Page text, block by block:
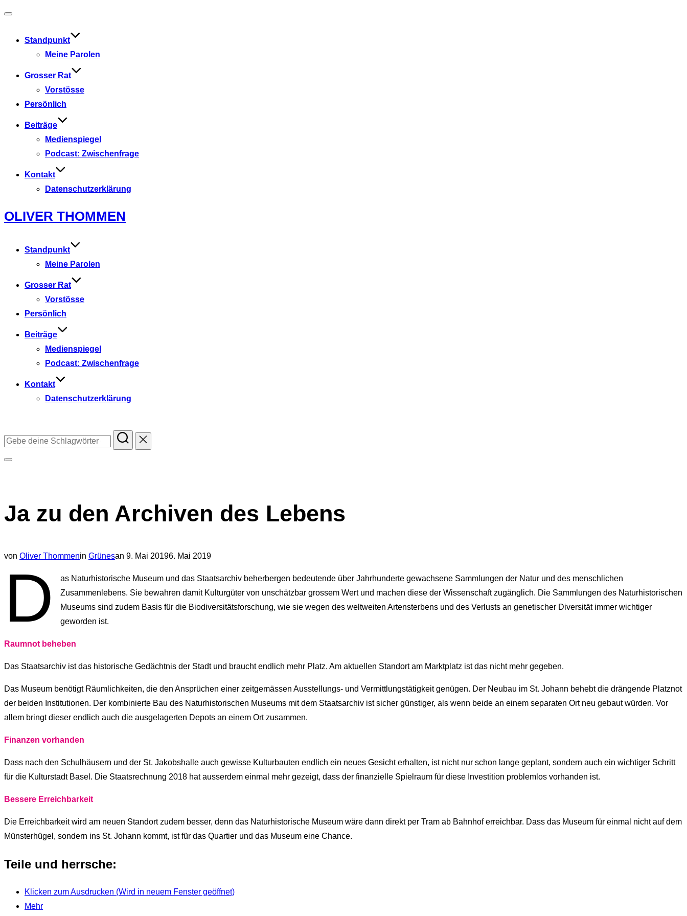
Standpunkt
Meine Parolen
Grosser Rat
Vorstösse
Persönlich
Beiträge
Medienspiegel
Podcast: Zwischenfrage
Kontakt
Datenschutzerklärung
Zum
Inhalt
OLIVER THOMMEN
Standpunkt
Meine Parolen
Grosser Rat
Vorstösse
Persönlich
Beiträge
Medienspiegel
Podcast: Zwischenfrage
Kontakt
Datenschutzerklärung
Suchen
umschalten
Ja zu den Archiven des Lebens
von Oliver Thommenin Grünesan Veröffentlicht
9. Mai 20196. Mai 2019
D
as Naturhistorische Museum und das Staatsarchiv beherbergen bedeutende über Jahrhunderte gewachsene Sammlungen der Natur und des menschlichen
Zusammenlebens. Sie bewahren damit Kulturgüter von unschätzbar grossem Wert und machen diese der Wissenschaft zugänglich. Die Sammlungen des Naturhistorischen
Museums sind zudem Basis für die Biodiversitätsforschung, wie sie wegen des weltweiten Artensterbens und des Verlusts an genetischer Diversität immer wichtiger
geworden ist.
Raumnot beheben
Das Staatsarchiv ist das historische Gedächtnis der Stadt und braucht endlich mehr Platz. Am aktuellen Standort am Marktplatz ist das nicht mehr gegeben.
Das Museum benötigt Räumlichkeiten, die den Ansprüchen einer zeitgemässen Ausstellungs- und Vermittlungstätigkeit genügen. Der Neubau im St. Johann behebt die drängende Platznot
der beiden Institutionen. Der kombinierte Bau des Naturhistorischen Museums mit dem Staatsarchiv ist sicher günstiger, als wenn beide an einem separaten Ort neu gebaut würden. Vor
allem bringt dieser endlich auch die ausgelagerten Depots an einem Ort zusammen.
Finanzen vorhanden
Dass nach den Schulhäusern und der St. Jakobshalle auch gewisse Kulturbauten endlich ein neues Gesicht erhalten, ist nicht nur schon lange geplant, sondern auch ein wichtiger Schritt
für die Kulturstadt Basel. Die Staatsrechnung 2018 hat ausserdem einmal mehr gezeigt, dass der finanzielle Spielraum für diese Investition problemlos vorhanden ist.
Bessere Erreichbarkeit
Die Erreichbarkeit wird am neuen Standort zudem besser, denn das Naturhistorische Museum wäre dann direkt per Tram ab Bahnhof erreichbar. Dass das Museum für einmal nicht auf dem
Münsterhügel, sondern ins St. Johann kommt, ist für das Quartier und das Museum eine Chance.
Teile und herrsche:
Klicken zum Ausdrucken (Wird in neuem Fenster geöffnet)
Mehr